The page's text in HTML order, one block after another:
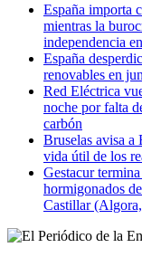
España importa
mientras la
independencia
España
renovables en
Red Eléctrica
noche por falta
carbón
Bruselas avisa a
vida útil de los
Gestacur
hormigonados
Castillar